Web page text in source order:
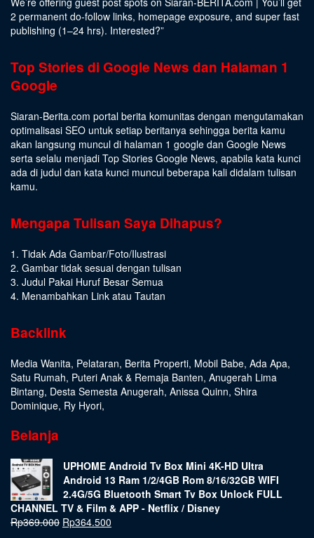
2 permanent do-follow links, homepage exposure, and super fast
publishing (1–24 hrs). Interested?”
Top Stories di Google News dan Halaman 1
Google
Siaran-Berita.com portal berita komunitas dengan mengutamakan
optimalisasi SEO untuk setiap beritanya sehingga berita kamu
akan langsung muncul di halaman 1 google dan Google News
serta selalu menjadi Top Stories Google News, apabila kata kunci
ada di judul dan kata kunci muncul beberapa kali didalam tulisan
kamu.
Mengapa Tulisan Saya Dihapus?
1. Tidak Ada Gambar/Foto/Ilustrasi
2. Gambar tidak sesuai dengan tulisan
3. Judul Pakai Huruf Besar Semua
4. Menambahkan Link atau Tautan
Backlink
Media Wanita, Pelataran, Berita Properti, Mobil Babe, Ada Apa,
Satu Rumah, Puteri Anak & Remaja Banten, Anugerah Lima
Bintang, Desta Semesta Anugerah, Anissa Quinn, Shira
Dominique, Ry Hyori,
Belanja
UPHOME Android Tv Box Mini 4K-HD Ultra
Android 13 Ram 1/2/4GB Rom 8/16/32GB WIFI
2.4G/5G Bluetooth Smart Tv Box Unlock FULL
CHANNEL TV & Film & APP - Netflix / Disney
Rp369.000 Rp364.500